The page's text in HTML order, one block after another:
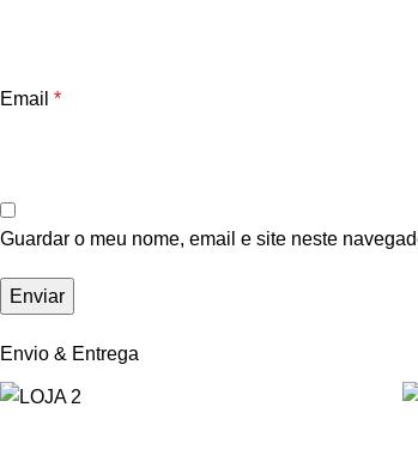
Email *
Guardar o meu nome, email e site neste
Envio & Entrega